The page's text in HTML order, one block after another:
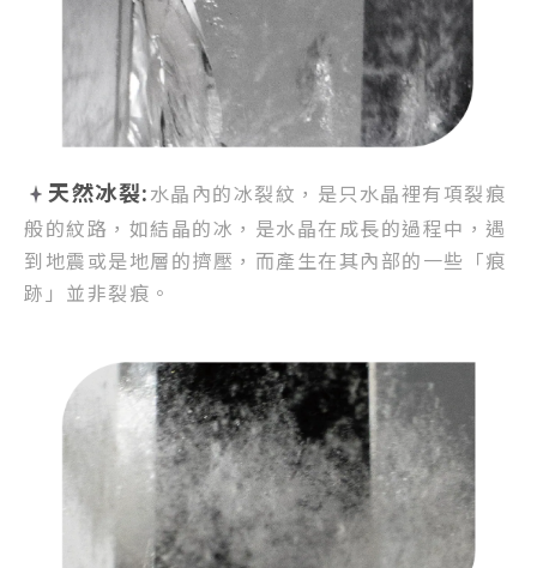
天然冰裂:水晶內的冰裂紋， 是只水晶裡有項裂痕
般的紋路， 如結晶的冰，是水晶在成長的過程中， 遇
到地震或是地層的擠壓， 而產生在其內部的一些「痕
跡」並非裂痕。